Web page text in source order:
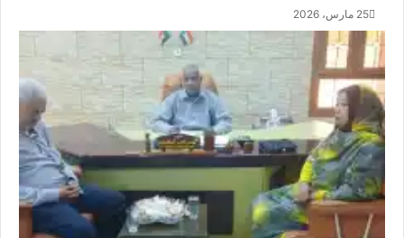
25 مارس، 2026